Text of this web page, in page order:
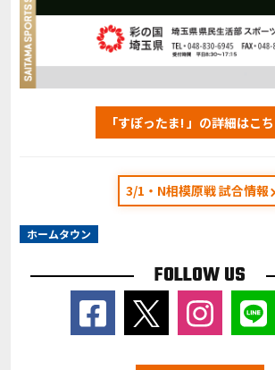
「すぽったま! 」の詳細はこ
3/1・N相模原戦 試合情報
ホームタウン
FOLLOW US